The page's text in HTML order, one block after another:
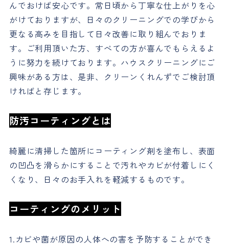
んでおけば安心です。常日頃から丁寧な仕上がりを心
がけておりますが、日々のクリーニングでの学びから
更なる高みを目指して日々改善に取り組んでおりま
す。ご利用頂いた方、すべての方が喜んでもらえるよ
うに努力を続けております。ハウスクリーニングにご
興味がある方は、是非、クリーンくれんずでご検討頂
ければと存じます。
防汚コーティングとは
綺麗に清掃した箇所にコーティング剤を塗布し、表面
の凹凸を滑らかにすることで汚れやカビが付着しにく
くなり、日々のお手入れを軽減するものです。
コーティングのメリット
1.カビや菌が原因の人体への害を予防することができ